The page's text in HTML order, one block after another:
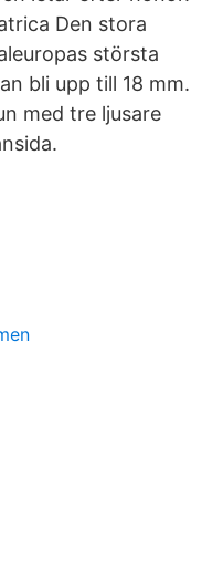
Den stora
största
bli upp till 18 mm.
med tre ljusare